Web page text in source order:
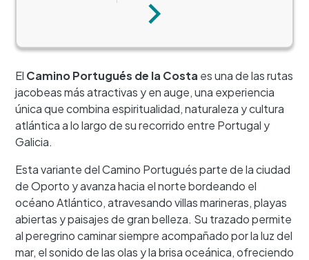
Siguiente
El Camino Portugués de la Costa es una de las rutas
jacobeas más atractivas y en auge, una experiencia
única que combina espiritualidad, naturaleza y cultura
atlántica a lo largo de su recorrido entre Portugal y
Galicia.
Esta variante del Camino Portugués parte de la ciudad
de Oporto y avanza hacia el norte bordeando el
océano Atlántico, atravesando villas marineras, playas
abiertas y paisajes de gran belleza. Su trazado permite
al peregrino caminar siempre acompañado por la luz del
mar, el sonido de las olas y la brisa oceánica, ofreciendo